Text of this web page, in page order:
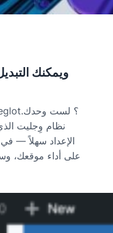
نظام وِجليت
الإعداد سهلاً —
على أداء موقعك،